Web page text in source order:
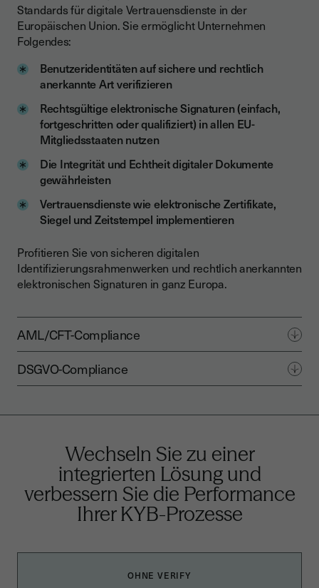
Standards für digitale Vertrauensdienste in der
Europäischen Union. Sie ermöglicht Unternehmen
Folgendes:
Benutzeridentitäten auf sichere und rechtlich
anerkannte Art verifizieren
Rechtsgültige elektronische Signaturen (einfach,
fortgeschritten oder qualifiziert) in allen EU-
Mitgliedsstaaten nutzen
Die Integrität und Echtheit digitaler Dokumente
gewährleisten
Vertrauensdienste wie elektronische Zertifikate,
Siegel und Zeitstempel implementieren
Profitieren Sie von sicheren digitalen
Identifizierungsrahmenwerken und rechtlich anerkannten
elektronischen Signaturen in ganz Europa.
AML/CFT-Compliance
DSGVO-Compliance
Wechseln Sie zu einer
integrierten Lösung und
verbessern Sie die Performance
Ihrer KYB-Prozesse
OHNE VERIFY